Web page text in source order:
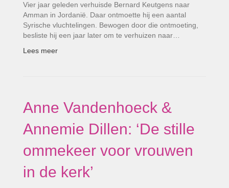
Vier jaar geleden verhuisde Bernard Keutgens naar
Amman in Jordanië. Daar ontmoette hij een aantal
Syrische vluchtelingen. Bewogen door die ontmoeting,
besliste hij een jaar later om te verhuizen naar…
Lees meer
Anne Vandenhoeck &
Annemie Dillen: ‘De stille
ommekeer voor vrouwen
in de kerk’